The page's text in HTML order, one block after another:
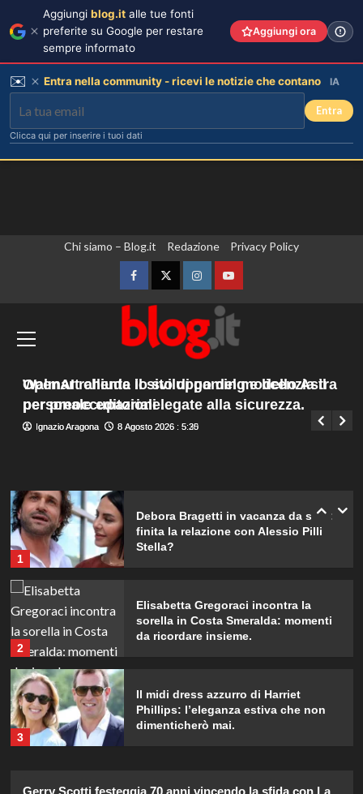
Chi siamo – Blog.it Redazione Privacy Policy
FacebookTwitterInstagramYouTube
principale
Madrid annuncia controlli alle frontiere
per i viaggiatori provenienti dall’Italia
Giuseppe Recca 8 Agosto 2026 : 1:50
Walmart chiude il sito di gaming e licenzia il
personale editoriale.
Ignazio Aragona 8 Agosto 2026 : 5:30
OpenAI rallenta lo sviluppo del modello Astra
per preoccupazioni legate alla sicurezza.
Ignazio Aragona 8 Agosto 2026 : 5:25
Il midi dress azzurro di Harriet
Phillips: l’eleganza estiva che non
dimenticherò mai.
4
Danilo D’Angelo: “Dopo Francesca,
faccio fatica a ritrovare me stesso”
Elisabetta Gregoraci e la sorella
1
Debora Bragetti in vacanza da sola:
finita la relazione con Alessio Pilli
Stella?
2
Elisabetta Gregoraci incontra la
sorella in Costa Smeralda: momenti
da ricordare insieme.
3
Il midi dress azzurro di Harriet
Phillips: l’eleganza estiva che non
dimenticherò mai.
Danilo D’Angelo: “Dopo Francesca,
Gerry Scotti festeggia 70 anni vincendo la sfida con La
Aggiungi blog.it alle tue fonti
preferite su Google per restare
sempre informato
Aggiungi ora
✉️ Entra nella community - ricevi le notizie che contano IA
Entra
Clicca qui per inserire i tuoi dati